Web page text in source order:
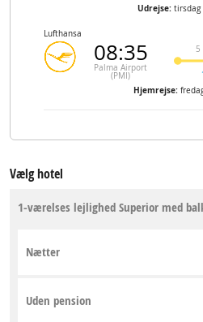
Udrejse: tirsdag
Lufthansa
08:35
Palma Airport
(PMI)
5
Hjemrejse:
Vælg hotel
1-værelses lejlighed Superior med
Nætter
Uden pension